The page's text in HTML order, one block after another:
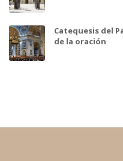
Catequesis del
de la oración